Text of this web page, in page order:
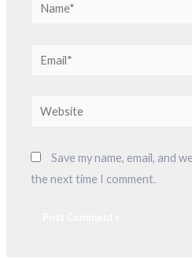
Save my name, email, and
the next time I comment.